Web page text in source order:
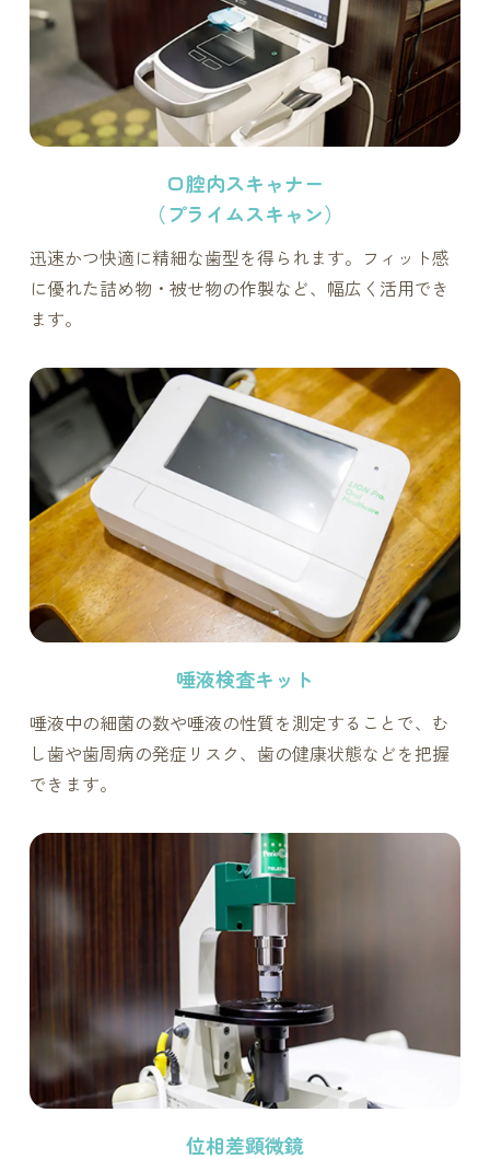
口腔内スキャナー
（プライムスキャン）
迅速かつ快適に精細な歯型を得られます。フィット感
に優れた詰め物・被せ物の作製など、幅広く活用でき
ます。
唾液検査キット
唾液中の細菌の数や唾液の性質を測定することで、む
し歯や歯周病の発症リスク、歯の健康状態などを把握
できます。
位相差顕微鏡